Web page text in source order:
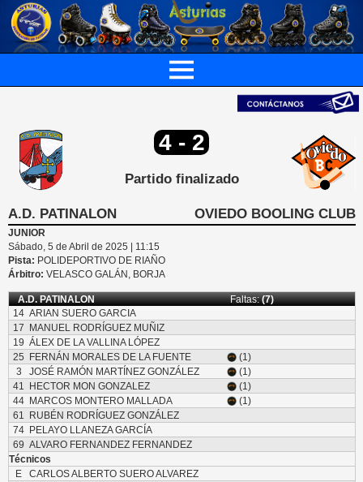
4 - 2
Partido finalizado
A.D. PATINALON OVIEDO BOOLING CLUB
JUNIOR
Sábado, 5 de Abril de 2025 | 11:15
Pista: POLIDEPORTIVO DE RIAÑO
Árbitro: VELASCO GALÁN, BORJA
A.D. PATINALON Faltas:(7)
14 ARIAN SUERO GARCIA
17
MANUEL RODRÍGUEZ MUÑIZ
19 ÁLEX DE LA VALLINA LÓPEZ
25
FERNÁN MORALES DE LA FUENTE
(1)
3
JOSÉ RAMÓN MARTÍNEZ GONZÁLEZ
(1)
41
HECTOR MON GONZALEZ
(1)
44
MARCOS MONTERO MALLADA
(1)
61
RUBÉN RODRÍGUEZ GONZÁLEZ
74
PELAYO LLANEZA GARCÍA
69 ALVARO FERNANDEZ FERNANDEZ
Técnicos
E
CARLOS ALBERTO SUERO ALVAREZ